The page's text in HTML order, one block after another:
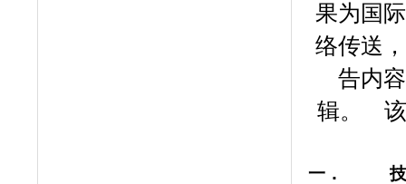
果为国
络传送
告内
辑。 该
一．